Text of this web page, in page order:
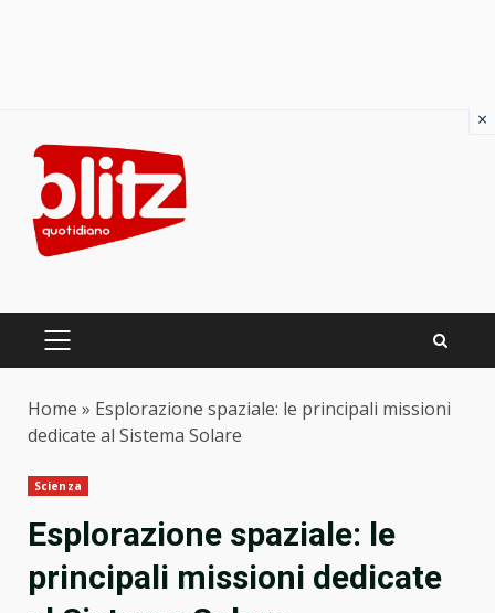
content
PRIMARY
Home » Esplorazione spaziale: le principali missioni
dedicate al Sistema Solare
Scienza
Esplorazione spaziale: le
principali missioni dedicate
×